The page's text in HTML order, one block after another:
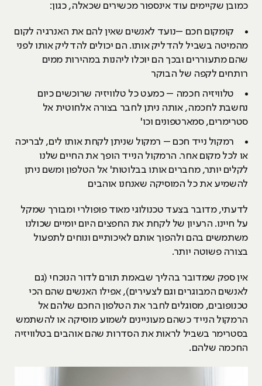
כמובן שקיימים עוד אינספור מכשירים שכאלה, כגון:
קומקום חכם –נועד לאנשים שאין להם את האנרגיה לקום
מהמיטה בשביל להדליק אותו. הם יכולים להדליק אותו לפני
שהם מתעוררים ובכך הם יוכלו ליהנות במהירות ממים
רותחים לקפה של הבוקר
טלוויזיה חכמה – כמעט כל טלוויזיה שרוכשים כיום
נחשבת לחכמה, אותה ניתן לחבר בצורה אלחוטית אל
סטרימרים, סמארטפונים וכו'
רמקול נייד חכם – רמקול שניתן לקחת אותו לים, לבריכה
או לכל מקום אחר. הרמקול הנייד הופך את החיים שלנו
לקלים יותר, מחברים אותו בבלוטות' אל הטלפון ומשם ניתן
להשמיע את כל המוסיקה שאנחנו אוהבים
לדעתי, מדובר בצעד טכנולוגי מאוד פופולרי ומבורך שמקל
על חיינו. הרעיון של לקחת את החפצים היום יומיים שכולנו
משתמשים בהם ולהפוך אותם לאיכותיים ונוחים לתפעול
בצורה פשוטה יותר.
אין ספק שמדובר בהליך שבאמת תורם לדור הנוכחי (גם
לאנשים המבוגרים וגם לצעירים), אפילו האנשים שהם הכי
טכנופובים, מסוגלים לחבר את הטלפון החכם שלהם אל
הרמקול הנייד כשהם מעוניינים לשמוע מוסיקה או להשתמש
בסטרימר בשביל לראות את הסדרות שהם אוהבים בטלוויזיה
החכמה שלהם.